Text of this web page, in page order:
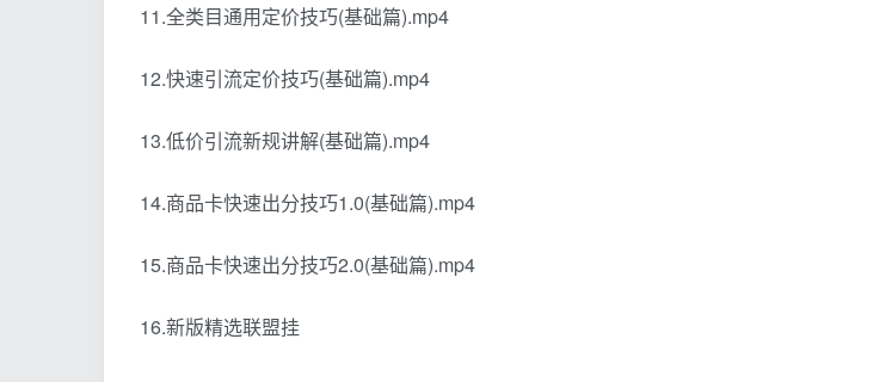
11.全类目通用定价技巧(基础篇).mp4
12.快速引流定价技巧(基础篇).mp4
13.低价引流新规讲解(基础篇).mp4
14.商品卡快速出分技巧1.0(基础篇).mp4
15.商品卡快速出分技巧2.0(基础篇).mp4
16.新版精选联盟挂